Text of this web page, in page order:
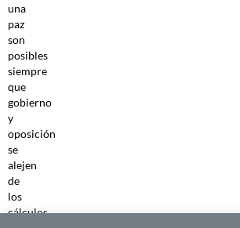
una
paz
son
posibles
siempre
que
gobierno
y
oposición
se
alejen
de
los
cálculos